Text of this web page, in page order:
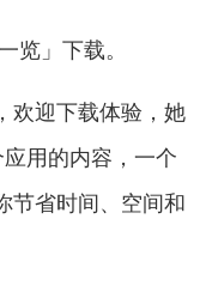
览」下载。
欢迎下载体验，她
用的内容，一个
节省时间、空间和